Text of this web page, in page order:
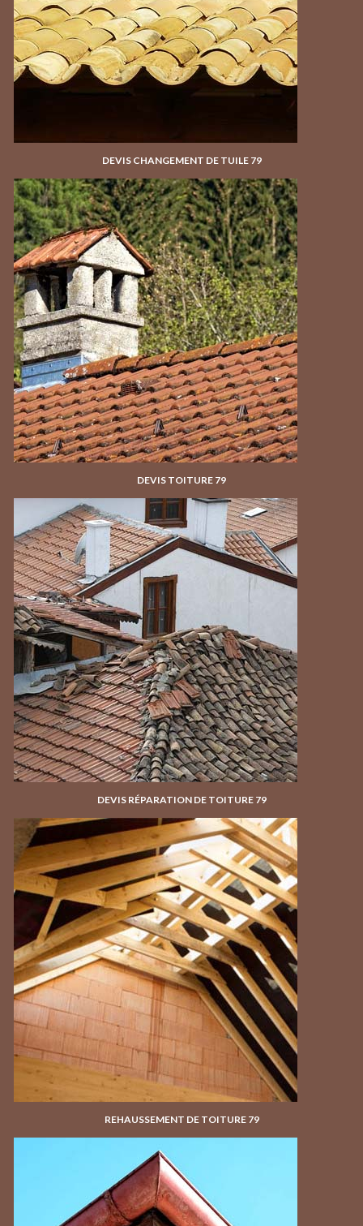
DEVIS CHANGEMENT DE TUILE 79
DEVIS TOITURE 79
DEVIS RÉPARATION DE TOITURE 79
REHAUSSEMENT DE TOITURE 79